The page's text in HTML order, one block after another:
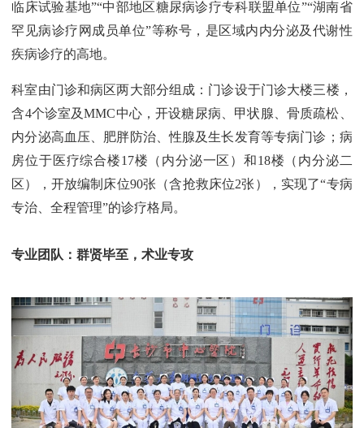
临床试验基地”“中部地区糖尿病诊疗专科联盟单位”“湖南省
罕见病诊疗网成员单位”等称号，是区域内内分泌及代谢性
疾病诊疗的高地。
科室由门诊和病区两大部分组成：门诊设于门诊大楼三楼，
含4个诊室及MMC中心，开设糖尿病、甲状腺、骨质疏松、
内分泌高血压、肥胖防治、性腺及生长发育等专病门诊；病
房位于医疗综合楼17楼（内分泌一区）和18楼（内分泌二
区），开放编制床位90张（含抢救床位2张），实现了“专病
专治、全程管理”的诊疗格局。
专业团队：群贤毕至，术业专攻